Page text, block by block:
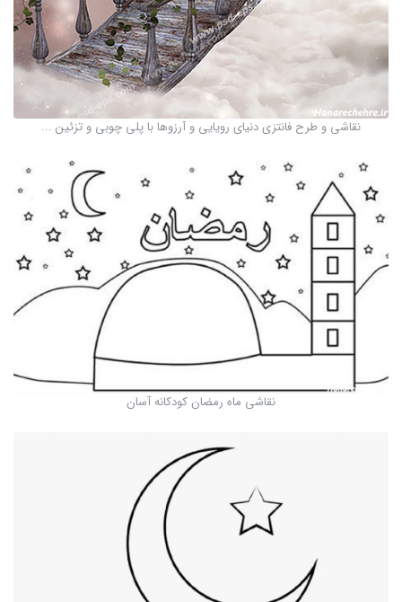
نقاشی و طرح فانتزی دنیای رویایی و آرزوها با پلی چوبی و تزئین ...
نقاشی ماه رمضان کودکانه آسان